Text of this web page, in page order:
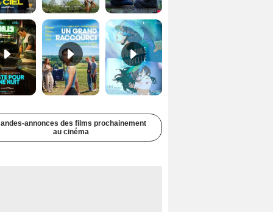
Juste pour une nuit Bande-annonce VO STFR Un grand raccourci Bande-annonce VF Une aube nouvelle Bande-annonce VO STFR
annonces des films prochainement
au cinéma